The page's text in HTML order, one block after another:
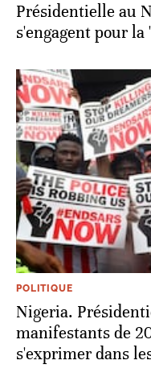
Présidentielle au
s'engagent pour
POLITIQUE
Nigeria.
manifestants de
s'exprimer dans